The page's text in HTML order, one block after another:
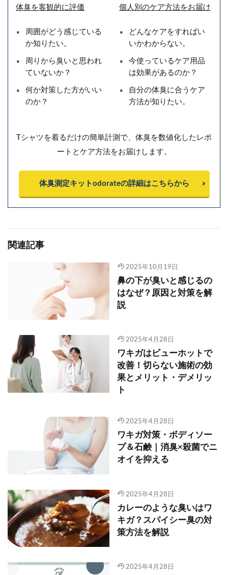
体臭を客観的に評価
周囲がどう感じている
か知りたい。
周りから臭いと思われ
ていないか？
何か対策した方がいい
のか？
個人別のケア方法をお届け
どんなケアをすればい
いかわからない。
今使っているケア用品
は効果があるのか？
自分の体臭に合うケア
方法が知りたい。
Tシャツを着るだけの簡単計測で、体臭を数値化したレポ
ートとケア方法をお届けします。
体臭測定キットodorateの詳細はこちらから
関連記事
2025年10月19日
鼻の下が臭いと感じるの
はなぜ？原因と対策を解
説
2025年4月28日
ワキガはビューホットで
改善！切らない施術の効
果とメリット・デメリッ
ト
2025年4月28日
ワキガ対策・ボディソー
プ＆石鹸｜消臭×殺菌でニ
オイを抑える
2025年4月28日
カレーのような臭いはワ
キガ？スパイシー臭の対
策方法を解説
2025年4月28日